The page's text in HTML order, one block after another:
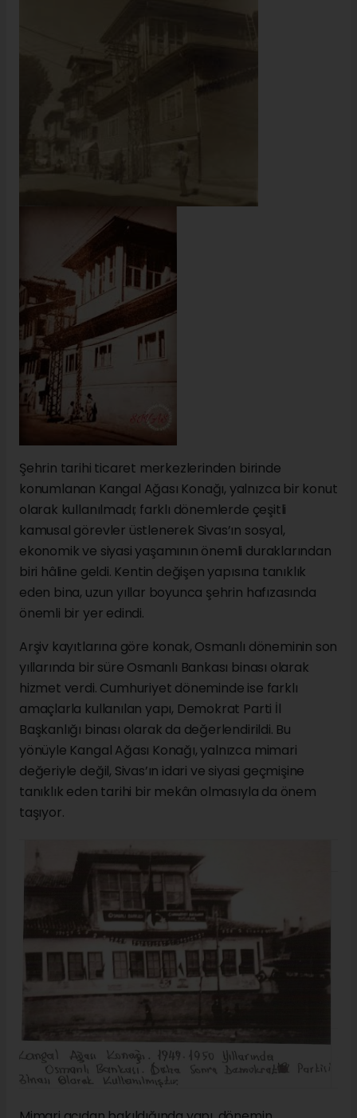
Şehrin tarihi ticaret merkezlerinden birinde
konumlanan Kangal Ağası Konağı, yalnızca bir konut
olarak kullanılmadı; farklı dönemlerde çeşitli
kamusal görevler üstlenerek Sivas’ın sosyal,
ekonomik ve siyasi yaşamının önemli duraklarından
biri hâline geldi. Kentin değişen yapısına tanıklık
eden bina, uzun yıllar boyunca şehrin hafızasında
önemli bir yer edindi.
Arşiv kayıtlarına göre konak, Osmanlı döneminin son
yıllarında bir süre Osmanlı Bankası binası olarak
hizmet verdi. Cumhuriyet döneminde ise farklı
amaçlarla kullanılan yapı, Demokrat Parti İl
Başkanlığı binası olarak da değerlendirildi. Bu
yönüyle Kangal Ağası Konağı, yalnızca mimari
değeriyle değil, Sivas’ın idari ve siyasi geçmişine
tanıklık eden tarihi bir mekân olmasıyla da önem
taşıyor.